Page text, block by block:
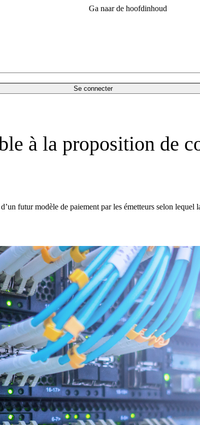
Ga naar de hoofdinhoud
Se connecter
à la proposition de
futur modèle de paiement par les émetteurs selon